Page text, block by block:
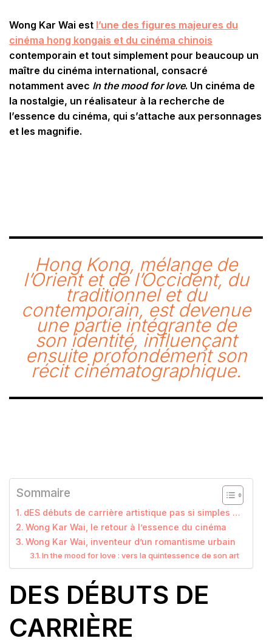
Wong Kar Wai est l’une des figures majeures du
cinéma hong kongais et du cinéma chinois
contemporain et tout simplement pour beaucoup un
maître du cinéma international, consacré
notamment avec In the mood for love. Un cinéma de
la nostalgie, un réalisateur à la recherche de
l’essence du cinéma, qui s’attache aux personnages
et les magnifie.
Hong Kong, mélange de
l’Orient et de l’Occident, du
traditionnel et du
contemporain, est devenue
une partie intégrante de
son identité, influençant
ensuite profondément son
récit cinématographique.
Sommaire
dES débuts de carrière artistique pas si simples …
Wong Kar Wai, le retour à l’essence du cinéma
Wong Kar Wai, inventeur d’un romantisme urbain
In the mood for love : vers la quintessence de son art
DES DÉBUTS DE
CARRIÈRE